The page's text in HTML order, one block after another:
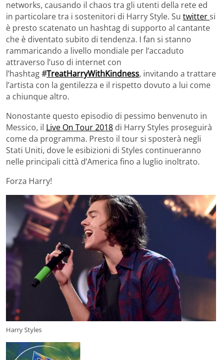
networks, causando il chaos tra gli utenti della rete ed
in particolare tra i sostenitori di Harry Style. Su twittersi
è presto scatenato un hashtag di supporto al cantante
che è diventato subito di tendenza. I fan si stanno
rammaricando a livello mondiale per l’accaduto
attraverso l’uso di internet con
l’hashtag#TreatHarryWithKindness, invitando a trattare
l’artista con la gentilezza e il rispetto dovuto a lui come
a chiunque altro.
Nonostante questo episodio di pessimo benvenuto in
Messico, il Live On Tour 2018 di Harry Styles proseguirà
come da programma. Presto il tour si sposterà negli
Stati Uniti, dove le esibizioni di Styles continueranno
nelle principali città d’America fino a luglio inoltrato.
Forza Harry!
Harry Styles